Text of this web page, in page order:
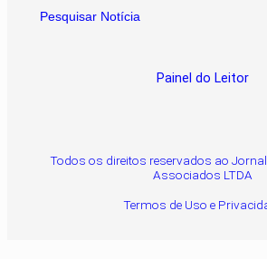
Pesquisar Notícia
Painel do Leitor
Todos os direitos reservados ao
Associados LTDA
Termos de Uso e